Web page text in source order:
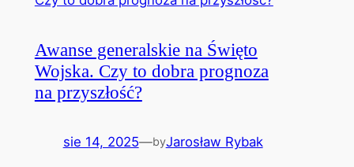
Awanse generalskie na Święto
Wojska. Czy to dobra prognoza
na przyszłość?
sie 14, 2025—byJarosław Rybak